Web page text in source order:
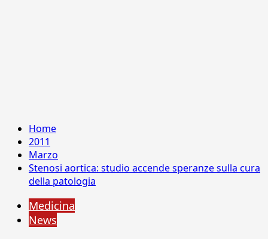
Home
2011
Marzo
Stenosi aortica: studio accende speranze sulla cura
della patologia
Medicina
News